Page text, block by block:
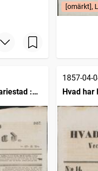
[omärkt],
:
1857-04-
Hvad har
Luleå